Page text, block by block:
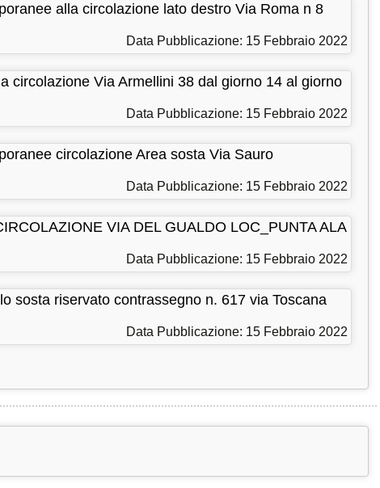
alla circolazione lato destro Via Roma n 8
Data Pubblicazione: 15 Febbraio 2022
circolazione Via Armellini 38 dal giorno 14 al giorno
Data Pubblicazione: 15 Febbraio 2022
circolazione Area sosta Via Sauro
Data Pubblicazione: 15 Febbraio 2022
VIA DEL GUALDO LOC_PUNTA ALA
Data Pubblicazione: 15 Febbraio 2022
sosta riservato contrassegno n. 617 via Toscana
Data Pubblicazione: 15 Febbraio 2022